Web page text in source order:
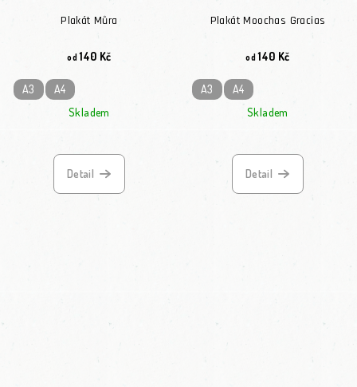
Plakát Můra
od140 Kč
A3
A4
Skladem
Detail
Plakát Moochas Gracias
od140 Kč
A3
A4
Skladem
Detail